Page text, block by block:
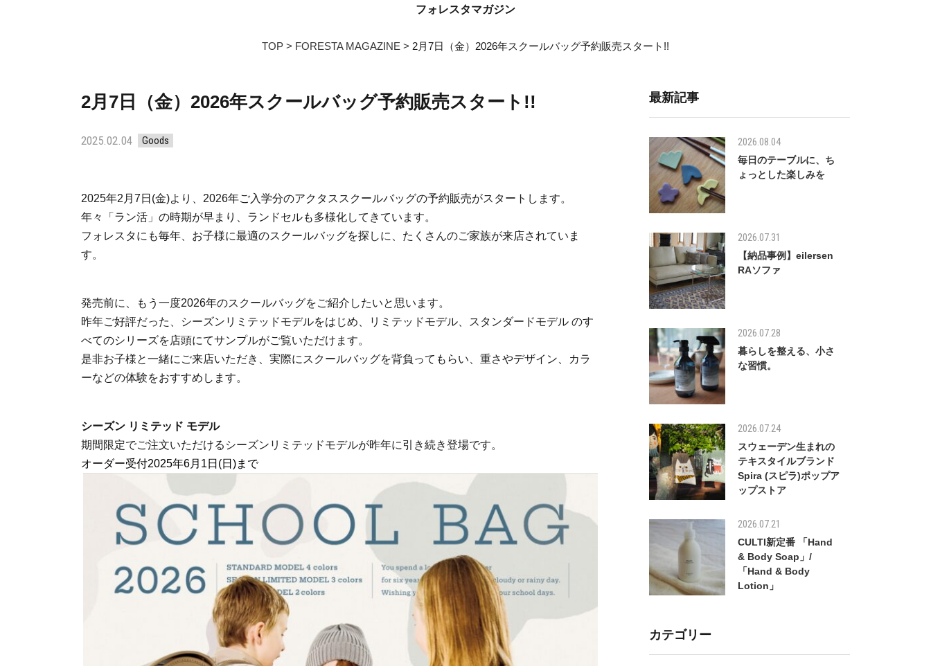
フォレスタマガジン
TOP FORESTA MAGAZINE 2月7日（金）2026年スクールバッグ予約販売スタート!!
2月7日（金）2026年スクールバッグ予約販売スタート!!
2025.02.04 Goods
2025年2月7日(金)より、2026年ご入学分のアクタススクールバッグの予約販売がスタートします。
年々「ラン活」の時期が早まり、ランドセルも多様化してきています。
フォレスタにも毎年、お子様に最適のスクールバッグを探しに、たくさんのご家族が来店されていま
す。
発売前に、もう一度2026年のスクールバッグをご紹介したいと思います。
昨年ご好評だった、シーズンリミテッドモデルをはじめ、リミテッドモデル、スタンダードモデル のす
べてのシリーズを店頭にてサンプルがご覧いただけます。
是非お子様と一緒にご来店いただき、実際にスクールバッグを背負ってもらい、重さやデザイン、カラ
ーなどの体験をおすすめします。
シーズン リミテッド モデル
期間限定でご注文いただけるシーズンリミテッドモデルが昨年に引き続き登場です。
オーダー受付2025年6月1日(日)まで
最新記事
2026.08.04
毎日のテーブルに、ち
ょっとした楽しみを
2026.07.31
【納品事例】eilersen
RAソファ
2026.07.28
暮らしを整える、小さ
な習慣。
2026.07.24
スウェーデン生まれの
テキスタイルブランド
Spira (スピラ)ポップア
ップストア
2026.07.21
CULTI新定番 「Hand
& Body Soap」/
「Hand & Body
Lotion」
カテゴリー